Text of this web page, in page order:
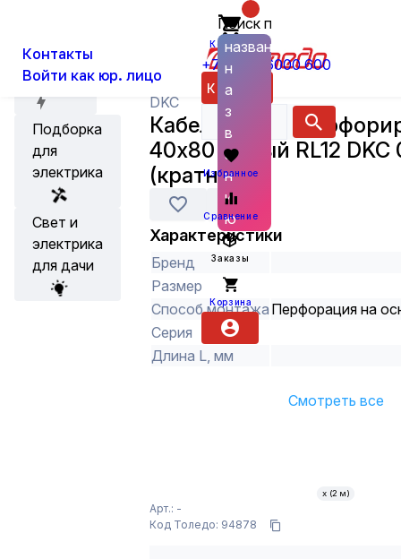
Контакты
Войти как юр. лицо
Корзина
+7 (800) 6000 600
Каталог
Поиск по
названию
н
а
з
в
а
н
и
ю
Избранное
Сравнение
Заказы
Корзина
Акции
Подборка
для
электрика
Свет и
электрика
для дачи
Кабеленесущие системы и
DKC
Кабель-канал
40х80 Серый RL12 DKC
(кратно 2)
Характеристики
Бренд
Размер
Способ монтажа Перфорация на
Серия
Длина L, мм
Смотреть все
Арт.: -
Код Толедо: 94878
х (2 м)